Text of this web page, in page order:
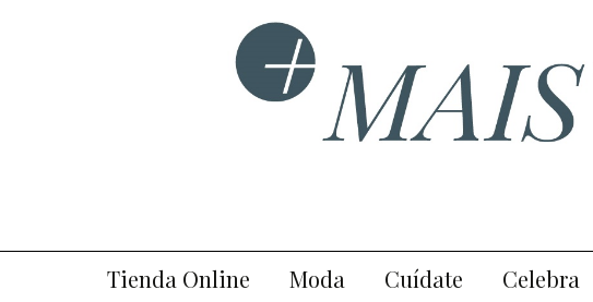
Tienda Online Moda Cuídate Celebra